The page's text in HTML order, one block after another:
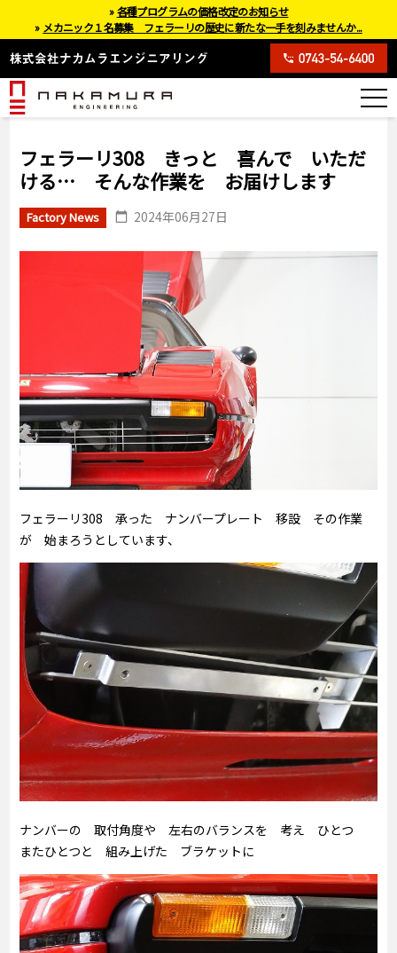
フェラーリ308 きっと 喜んで いただ
ける… そんな作業を お届けします
Factory News 2024年06月27日
フェラーリ308 承った ナンバープレート 移設 その作業
が 始まろうとしています、
ナンバーの 取付角度や 左右のバランスを 考え ひとつ
またひとつと 組み上げた ブラケットに
»各種プログラムの価格改定のお知らせ
» メカニック１名募集 フェラーリの歴史に新たな一手を刻みませんか...